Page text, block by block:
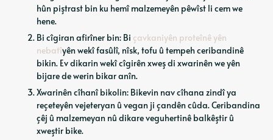
hûn piştrast bin ku hemî malzemeyên pêwîst li cem we
hene.
Bi cîgiran afirîner bin: Bi çavkaniyên proteînê yên
nebatîyên wekî fasûlî, nîsk, tofu û tempeh ceribandinê
bikin. Ev dikarin wekî cîgirên xweş di xwarinên we yên
bijare de werin bikar anîn.
Xwarinên cîhanî bikolin: Bikevin nav cîhana zindî ya
reçeteyên vejeteryan û vegan ji çandên cûda. Ceribandina
çêj û malzemeyan nû dikare veguhertinê balkêştir û
xweştir bike.